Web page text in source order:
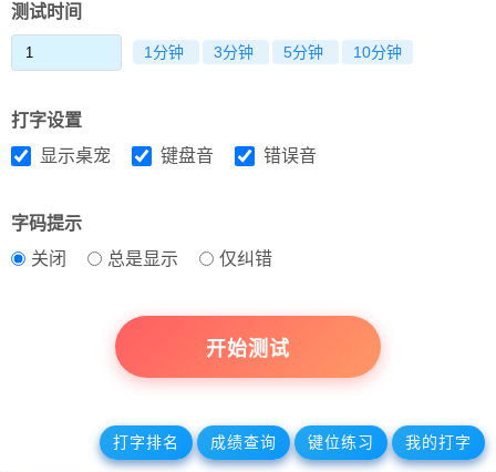
测试时间
1分钟 3分钟 5分钟 10分钟
打字设置
显示桌宠
键盘音 错误音
字码提示
关闭
总是显示 仅纠错
开始测试
打字排名 成绩查询 键位练习 我的打字